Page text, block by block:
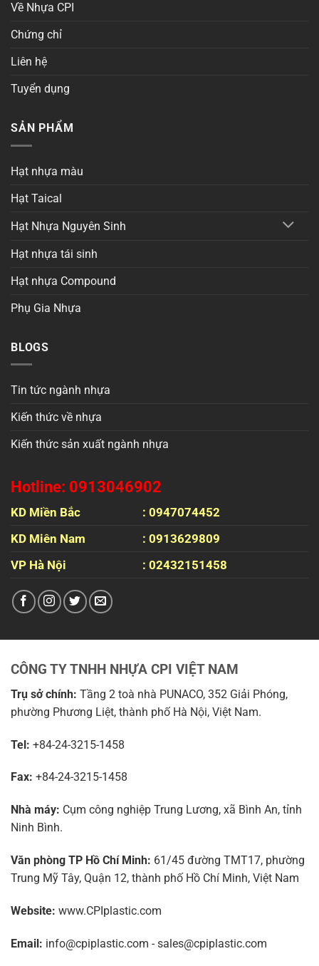
Về Nhựa CPI
Chứng chỉ
Liên hệ
Tuyển dụng
SẢN PHẨM
Hạt nhựa màu
Hạt Taical
Hạt Nhựa Nguyên Sinh
Hạt nhựa tái sinh
Hạt nhựa Compound
Phụ Gia Nhựa
BLOGS
Tin tức ngành nhựa
Kiến thức về nhựa
Kiến thức sản xuất ngành nhựa
Hotline: 0913046902
KD Miền Bắc
: 0947074452
KD Miên Nam
: 0913629809
VP Hà Nội
: 02432151458
CÔNG TY TNHH NHỰA CPI VIỆT NAM
Trụ sở chính: Tầng 2 toà nhà PUNACO, 352 Giải Phóng,
phường Phương Liệt, thành phố Hà Nội, Việt Nam.
Tel: +84-24-3215-1458
Fax: +84-24-3215-1458
Nhà máy: Cụm công nghiệp Trung Lương, xã Bình An, tỉnh
Ninh Bình.
Văn phòng TP Hồ Chí Minh: 61/45 đường TMT17, phường
Trung Mỹ Tây, Quận 12, thành phố Hồ Chí Minh, Việt Nam
Website: www.CPIplastic.com
Email: info@cpiplastic.com - sales@cpiplastic.com